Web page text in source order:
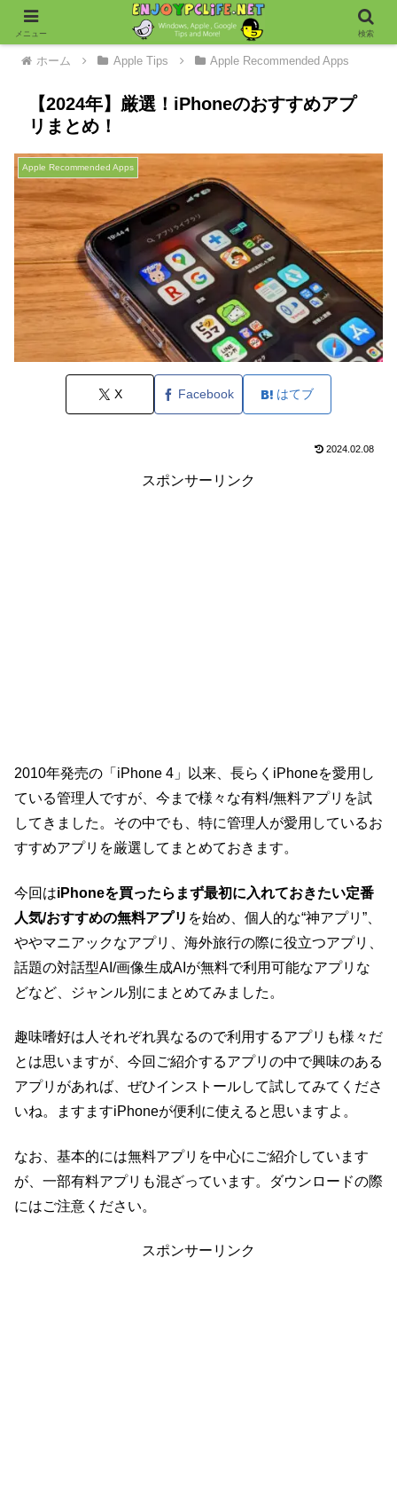
ホーム Apple Tips Apple Recommended Apps
【2024年】厳選！iPhoneのおすすめアプ
リまとめ！
Apple Recommended Apps
X Facebook はてブ
2024.02.08
スポンサーリンク
2010年発売の「iPhone 4」以来、長らくiPhoneを愛用し
ている管理人ですが、今まで様々な有料/無料アプリを試
してきました。その中でも、特に管理人が愛用しているお
すすめアプリを厳選してまとめておきます。
今回はiPhoneを買ったらまず最初に入れておきたい定番
人気/おすすめの無料アプリ を始め、個人的な“神アプリ”、
ややマニアックなアプリ、海外旅行の際に役立つアプリ、
話題の対話型AI/画像生成AIが無料で利用可能なアプリな
どなど、ジャンル別にまとめてみました。
趣味嗜好は人それぞれ異なるので利用するアプリも様々だ
とは思いますが、今回ご紹介するアプリの中で興味のある
アプリがあれば、ぜひインストールして試してみてくださ
いね。ますますiPhoneが便利に使えると思いますよ。
なお、基本的には無料アプリを中心にご紹介しています
が、一部有料アプリも混ざっています。ダウンロードの際
にはご注意ください。
スポンサーリンク
メニュー 検索